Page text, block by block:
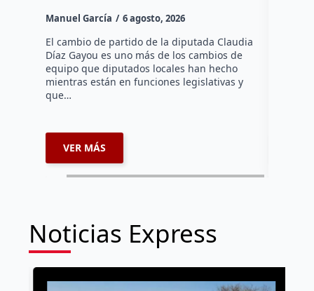
Manuel García 6 agosto, 2026
El cambio de partido de la diputada Claudia
Díaz Gayou es uno más de los cambios de
equipo que diputados locales han hecho
mientras están en funciones legislativas y
que…
VER MÁS
Noticias Express